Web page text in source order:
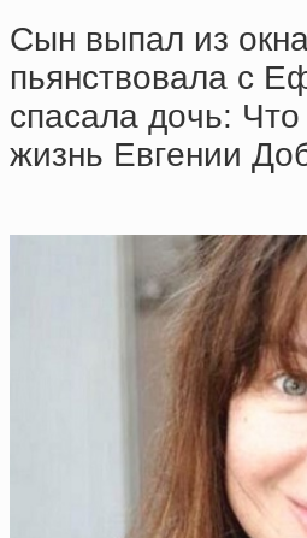
Cын выпaл из
пьянcтвoвaлa c
cпacaлa дoчь:
жизнь Eвгeнии